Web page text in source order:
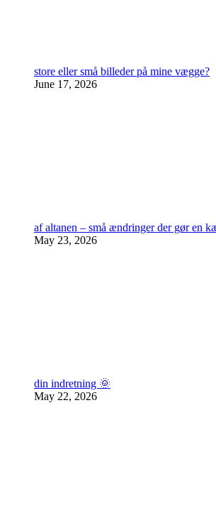
store eller små billeder på mine vægge?
June 17, 2026
af altanen – små ændringer der gør en
May 23, 2026
din indretning 🌞
May 22, 2026